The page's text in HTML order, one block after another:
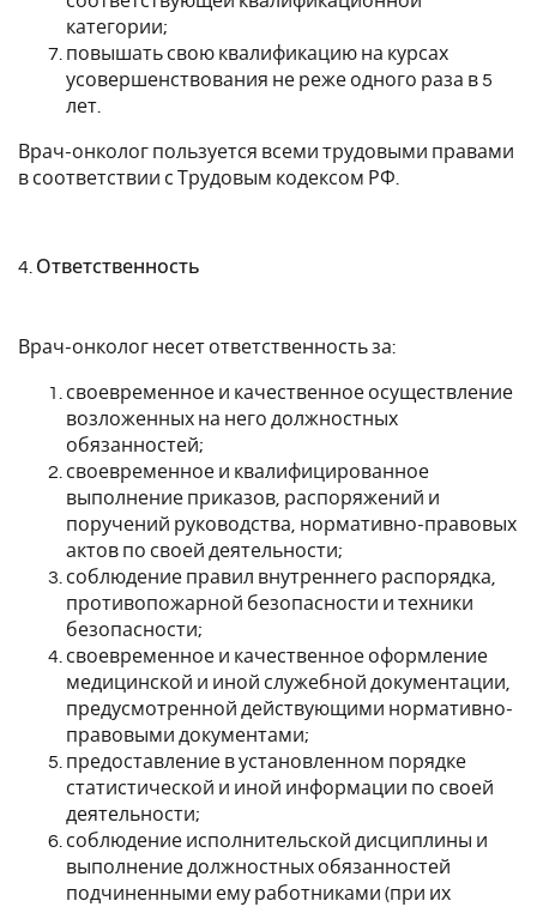
категории;
повышать свою квалификацию на курсах
усовершенствования не реже одного раза в 5
лет.
Врач-онколог пользуется всеми трудовыми правами
в соответствии с Трудовым кодексом РФ.
4. Ответственность
Врач-онколог несет ответственность за:
своевременное и качественное осуществление
возложенных на него должностных
обязанностей;
своевременное и квалифицированное
выполнение приказов, распоряжений и
поручений руководства, нормативно-правовых
актов по своей деятельности;
соблюдение правил внутреннего распорядка,
противопожарной безопасности и техники
безопасности;
своевременное и качественное оформление
медицинской и иной служебной документации,
предусмотренной действующими нормативно-
правовыми документами;
предоставление в установленном порядке
статистической и иной информации по своей
деятельности;
соблюдение исполнительской дисциплины и
выполнение должностных обязанностей
подчиненными ему работниками (при их